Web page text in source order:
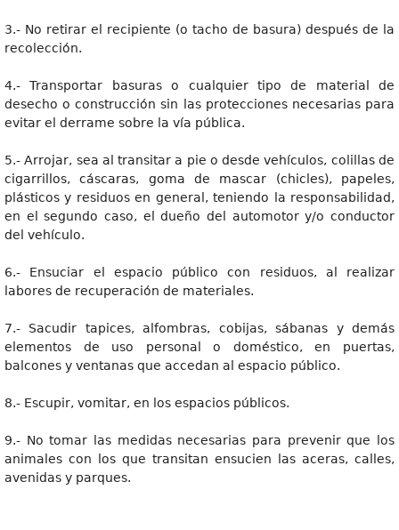
3.- No retirar el recipiente (o tacho de basura) después de la
recolección.
4.- Transportar basuras o cualquier tipo de material de
desecho o construcción sin las protecciones necesarias para
evitar el derrame sobre la vía pública.
5.- Arrojar, sea al transitar a pie o desde vehículos, colillas de
cigarrillos, cáscaras, goma de mascar (chicles), papeles,
plásticos y residuos en general, teniendo la responsabilidad,
en el segundo caso, el dueño del automotor y/o conductor
del vehículo.
6.- Ensuciar el espacio público con residuos, al realizar
labores de recuperación de materiales.
7.- Sacudir tapices, alfombras, cobijas, sábanas y demás
elementos de uso personal o doméstico, en puertas,
balcones y ventanas que accedan al espacio público.
8.- Escupir, vomitar, en los espacios públicos.
9.- No tomar las medidas necesarias para prevenir que los
animales con los que transitan ensucien las aceras, calles,
avenidas y parques.